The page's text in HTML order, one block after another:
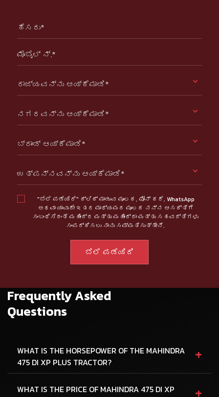
ಹೆಸರು*
ಮೊಬೈಲ್ ನ್.*
ರಾಜ್ಯವನ್ನು ಆಯ್ಕೆಮಾಡಿ*
ನಗರವನ್ನು ಆಯ್ಕೆಮಾಡಿ*
ಬ್ರಾಂಡ್ ಆಯ್ಕೆಮಾಡಿ*
ಉತ್ಪನ್ನವನ್ನು ಆಯ್ಕೆಮಾಡಿ*
"ಬೆಲೆ ಪಡೆಯಿರಿ" ಕ್ಲಿಕ್ ಮಾಡುವ ಮೂಲಕ, ಫೋನ್ ಕರೆ, WhatsApp
ಅಥವಾ ಯಾವುದೇ ಇತರ ಮಾಧ್ಯಮದ ಮೂಲಕ ನನ್ನ ಆಸಕ್ತಿಗೆ
ಸಂಬಂಧಿಸಿದಂತೆ ಮಹೀಂದ್ರ ಮತ್ತು ಮಹೀಂದ್ರಾ ಮತ್ತು ಸಹವರ್ತಿಗಳು
ಸಂಪರ್ಕಿಸಲು ನಾನು ಸಮ್ಮತಿಸುತ್ತೇನೆ.
Frequently Asked
Questions
WHAT IS THE HORSEPOWER OF THE MAHINDRA
475 DI XP PLUS TRACTOR?
+
WHAT IS THE PRICE OF MAHINDRA 475 DI XP